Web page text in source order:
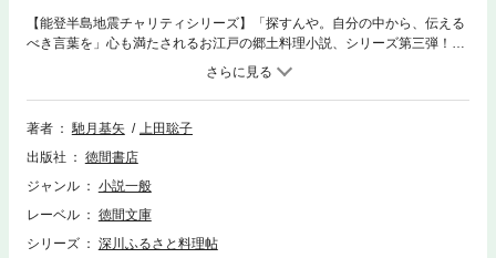
【能登半島地震チャリティシリーズ】「探すんや。自分の中から、伝える
べき言葉を」心も満たされるお江戸の郷土料理小説、シリーズ第三弾！江
戸で日ノ本各地の郷土料理を味わうことのできる「ふるさと横丁」。その
一角にある小料理屋「輪島屋」で働くおなつの元に従弟の紺之丞が友人を
連れてきた。加賀藩上屋敷に暮らす伊藤虎白という男装の娘で、能登と輪
島のことを知りたいのだという。おなつはさざえご飯と鰯のだんご汁で虎
り、輪島屋は騒然となる！第一話 さざえご飯とだんご汁第二話 ごりの
甘露煮第三話 くるみ味噌と柚釜味噌第四話 にしんの昆布巻き本シリー
します
著者 馳月基矢
上田聡子
出版社
徳間書店
ジャンル
小説一般
レーベル
徳間文庫
シリーズ
深川ふるさと料理帖